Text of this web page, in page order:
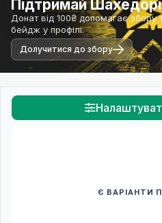
Підтримай
Донат від 100₴ допомагає збору
бейдж у профілі.
Долучитися до збору
Є ВАРІАНТИ